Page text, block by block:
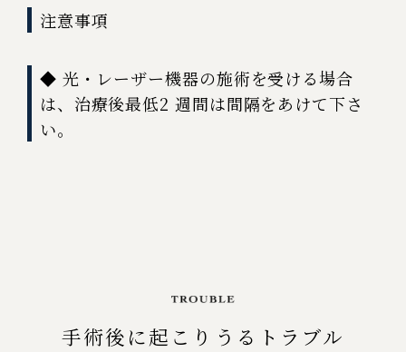
注意事項
◆ 光・レーザー機器の施術を受ける場合
は、治療後最低2 週間は間隔をあけて下さ
い。
手術後に起こりうるトラブル